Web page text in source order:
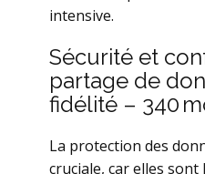
intensive.
Sécurité et
partage de
fidélité – 340
La protection des
cruciale, car elles